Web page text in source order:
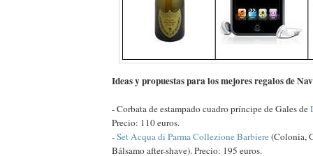
Ideas y propuestas para los mejores regalos de
- Corbata de estampado cuadro príncipe de Gales de
Precio: 110 euros.
-Set Acqua di Parma Collezione Barbiere(Colonia,
Bálsamo after-shave). Precio: 195 euros.